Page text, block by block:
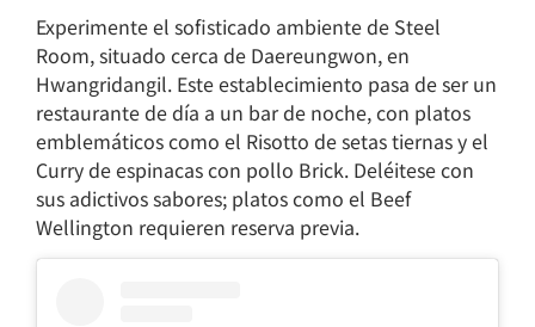
Experimente el sofisticado ambiente de Steel
Room, situado cerca de Daereungwon, en
Hwangridangil. Este establecimiento pasa de ser un
restaurante de día a un bar de noche, con platos
emblemáticos como el Risotto de setas tiernas y el
Curry de espinacas con pollo Brick. Deléitese con
sus adictivos sabores; platos como el Beef
Wellington requieren reserva previa.